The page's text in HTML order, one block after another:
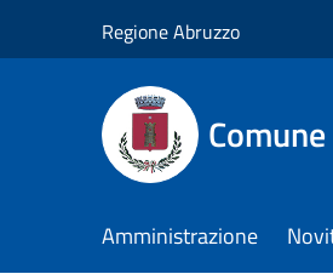
Regione Abruzzo
Amministrazione